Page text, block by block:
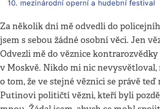
Za několik dní mě odvedli do
jsem s sebou žádné osobní věci. Jen
Odvezli mě do věznice
v Moskvě. Nikdo mi nic nevysvětloval,
o tom, že ve stejné věznici se právě teď
Putinovi političtí vězni, kteří byli